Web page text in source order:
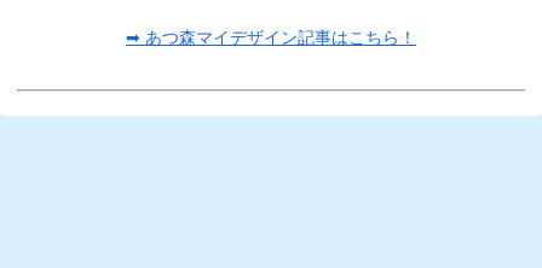
➡ あつ森マイデザイン記事はこちら！